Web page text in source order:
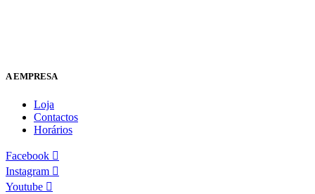
A EMPRESA
Loja
Contactos
Horários
Facebook
Instagram
Youtube